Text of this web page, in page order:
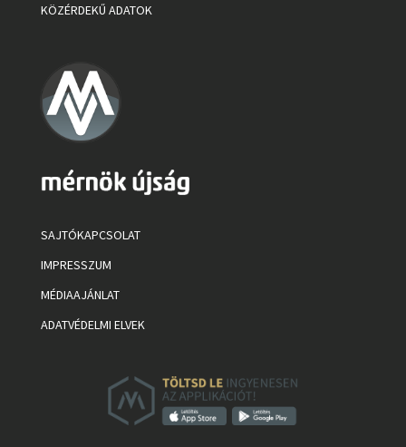
KÖZÉRDEKŰ ADATOK
SAJTÓKAPCSOLAT
IMPRESSZUM
MÉDIAAJÁNLAT
ADATVÉDELMI ELVEK